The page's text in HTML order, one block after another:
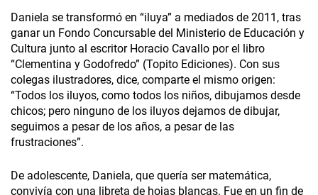
Daniela se transformó en “iluya” a mediados de 2011, tras
ganar un Fondo Concursable del Ministerio de Educación y
Cultura junto al escritor Horacio Cavallo por el libro
“Clementina y Godofredo” (Topito Ediciones). Con sus
colegas ilustradores, dice, comparte el mismo origen:
“Todos los iluyos, como todos los niños, dibujamos desde
chicos; pero ninguno de los iluyos dejamos de dibujar,
seguimos a pesar de los años, a pesar de las
frustraciones”.
De adolescente, Daniela, que quería ser matemática,
convivía con una libreta de hojas blancas. Fue en un fin de